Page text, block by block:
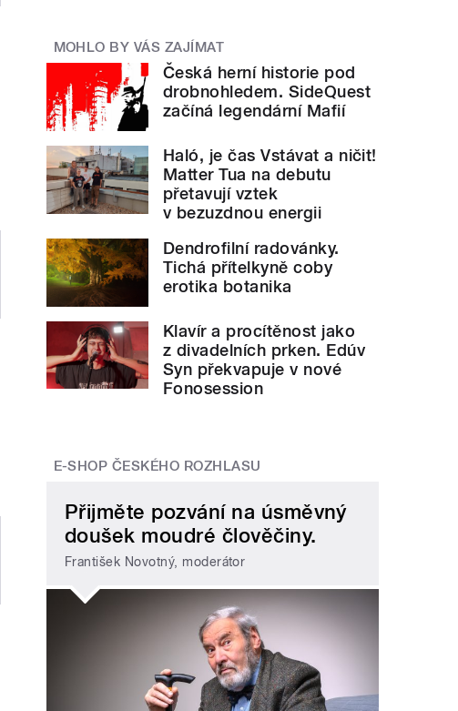
o Praze 3
MOHLO BY VÁS ZAJÍMAT
Česká herní historie pod
drobnohledem. SideQuest
začíná legendární Mafií
Haló, je čas Vstávat a ničit!
Matter Tua na debutu
přetavují vztek
v bezuzdnou energii
Dendrofilní radovánky.
Tichá přítelkyně coby
erotika botanika
Klavír a procítěnost jako
z divadelních prken. Edúv
Syn překvapuje v nové
Fonosession
E-SHOP ČESKÉHO ROZHLASU
Přijměte pozvání na úsměvný
doušek moudré člověčiny.
František Novotný, moderátor